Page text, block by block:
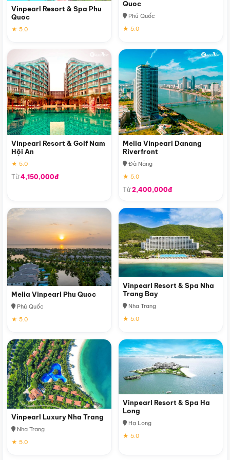
Vinpearl Resort & Spa Phu
Quoc
★ 5.0
Quoc
Phú Quốc
★ 5.0
Vinpearl Resort & Golf Nam
Hội An
★ 5.0
Từ4,150,000đ
Melia Vinpearl Danang
Riverfront
Đà Nẵng
★ 5.0
Từ2,400,000đ
Melia Vinpearl Phu Quoc
Phú Quốc
★ 5.0
Vinpearl Resort & Spa Nha
Trang Bay
Nha Trang
★ 5.0
Vinpearl Luxury Nha Trang
Nha Trang
★ 5.0
Vinpearl Resort & Spa Ha
Long
Hạ Long
★ 5.0